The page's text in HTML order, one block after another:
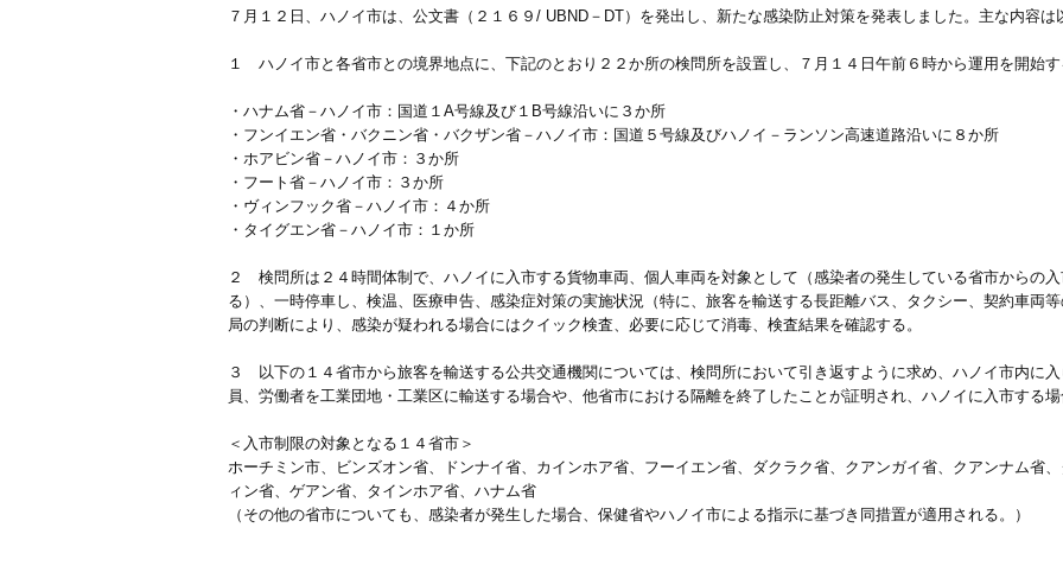
７月１２日、ハノイ市は、公文書（２１６９/ UBND－DT）を発出し、新たな感染防止対策を発表しました。主な内容は
１ ハノイ市と各省市との境界地点に、下記のとおり２２か所の検問所を設置し、７月１４日午前６時から運用を開始す
・ハナム省－ハノイ市：国道１A号線及び１B号線沿いに３か所
・フンイエン省・バクニン省・バクザン省－ハノイ市：国道５号線及びハノイ－ランソン高速道路沿いに８か所
・ホアビン省－ハノイ市：３か所
・フート省－ハノイ市：３か所
・ヴィンフック省－ハノイ市：４か所
・タイグエン省－ハノイ市：１か所
２ 検問所は２４時間体制で、ハノイに入市する貨物車両、個人車両を対象として（感染者の発生している省市からの
る）、一時停車し、検温、医療申告、感染症対策の実施状況（特に、旅客を輸送する長距離バス、タクシー、契約車両
局の判断により、感染が疑われる場合にはクイック検査、必要に応じて消毒、検査結果を確認する。
３ 以下の１４省市から旅客を輸送する公共交通機関については、検問所において引き返すように求め、ハノイ市内に
員、労働者を工業団地・工業区に輸送する場合や、他省市における隔離を終了したことが証明され、ハノイに入市する場
＜入市制限の対象となる１４省市＞
ホーチミン市、ビンズオン省、ドンナイ省、カインホア省、フーイエン省、ダクラク省、クアンガイ省、クアンナム省
ィン省、ゲアン省、タインホア省、ハナム省
（その他の省市についても、感染者が発生した場合、保健省やハノイ市による指示に基づき同措置が適用される。）